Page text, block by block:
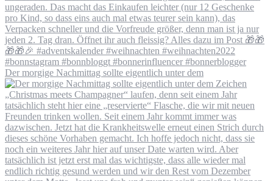
Der morgige Nachmittag sollte eigentlich unter dem